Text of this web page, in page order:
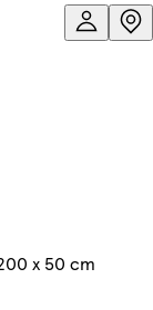
x 50 cm